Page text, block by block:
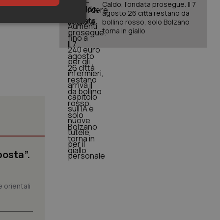
e
orientali
Caldo, l’ondata prosegue. Il 7
agosto 26 città restano da
bollino rosso, solo Bolzano
torna in giallo
sulle pagine
le
per la loro
sul consenso
future.
Cookie-
che il banner